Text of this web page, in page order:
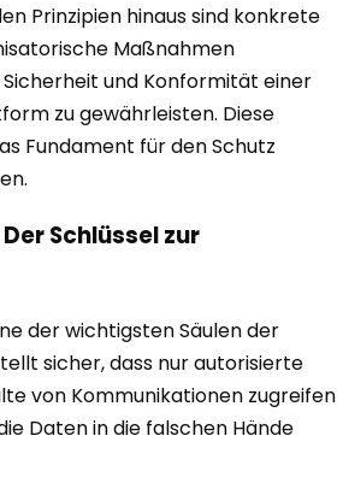
Prinzipien hinaus sind konkrete
Maßnahmen
und Konformität einer
zu gewährleisten. Diese
Fundament für den Schutz
Schlüssel zur
der wichtigsten Säulen der
sicher, dass nur autorisierte
von Kommunikationen zugreifen
Daten in die falschen Hände